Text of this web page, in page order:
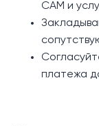
CAM и
платежа